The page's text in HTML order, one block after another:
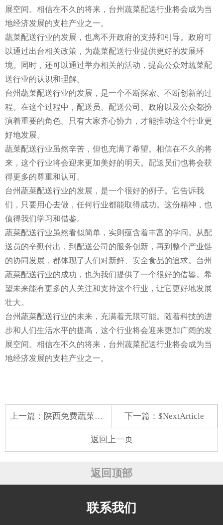
展空间。相信在不久的将来，台州蔬菜配送行业将会成为当
地经济发展的支柱产业之一。
蔬菜配送行业的发展，也离不开政府的支持和引导。政府可
以通过出台相关政策，为蔬菜配送行业提供更好的发展环
境。同时，还可以通过举办相关的活动，提高公众对蔬菜配
送行业的认识和理解。
台州蔬菜配送行业的发展，是一个不断探索、不断创新的过
程。在这个过程中，配送员、配送公司、政府以及公众都扮
演着重要的角色。只有大家齐心协力，才能推动这个行业更
好地发展。
蔬菜配送行业虽然辛苦，但也充满了希望。相信在不久的将
来，这个行业将会迎来更加美好的明天。配送员们也将会获
得更多的尊重和认可。
台州蔬菜配送行业的发展，是一个很好的例子。它告诉我
们，只要用心去做，任何行业都能取得成功。这份精神，也
值得我们学习和借鉴。
蔬菜配送行业虽然看似简单，实则蕴含着丰富的学问。从配
送员的辛勤付出，到配送公司的服务创新，再到整个产业链
的协同发展，都体现了人们对新鲜、安全食品的追求。台州
蔬菜配送行业的成功，也为我们提供了一个很好的借鉴。希
望未来能有更多的人关注和支持这个行业，让它更好地发展
壮大。
台州蔬菜配送行业的未来，充满着无限可能。随着科技的进
步和人们生活水平的提高，这个行业将会迎来更加广阔的发
展空间。相信在不久的将来，台州蔬菜配送行业将会成为当
地经济发展的支柱产业之一。
上一篇： 陕西免费蔬菜配送 下一篇：$NextArticle
返回上一页
返回顶部
联系我们